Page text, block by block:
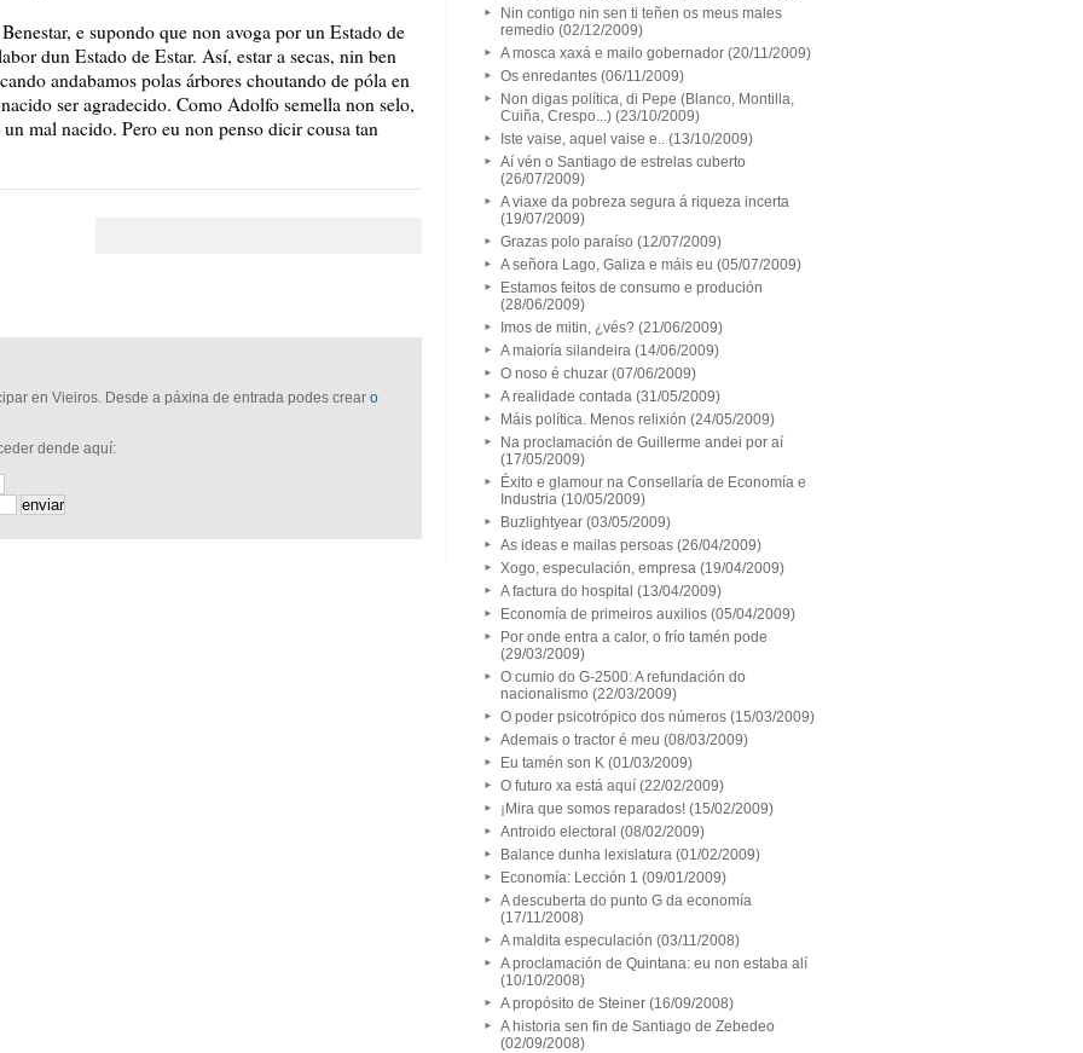
e supondo que non avoga por un Estado de
dun Estado de Estar. Así, estar a secas, nin ben
andabamos polas árbores choutando de póla en
ser agradecido. Como Adolfo semella non selo,
mal nacido. Pero eu non penso dicir cousa tan
en Vieiros. Desde a páxina de entrada podes crear o
dende aquí:
Nin contigo nin sen ti teñen os meus males
remedio (02/12/2009)
A mosca xaxá e mailo gobernador (20/11/2009)
Os enredantes (06/11/2009)
Non digas política, di Pepe (Blanco, Montilla,
Cuiña, Crespo...) (23/10/2009)
Iste vaise, aquel vaise e.. (13/10/2009)
Aí vén o Santiago de estrelas cuberto
(26/07/2009)
A viaxe da pobreza segura á riqueza incerta
(19/07/2009)
Grazas polo paraíso (12/07/2009)
A señora Lago, Galiza e máis eu (05/07/2009)
Estamos feitos de consumo e produción
(28/06/2009)
Imos de mitin, ¿vés? (21/06/2009)
A maioría silandeira (14/06/2009)
O noso é chuzar (07/06/2009)
A realidade contada (31/05/2009)
Máis política. Menos relixión (24/05/2009)
Na proclamación de Guillerme andei por aí
(17/05/2009)
Éxito e glamour na Consellaría de Economía e
Industria (10/05/2009)
Buzlightyear (03/05/2009)
As ideas e mailas persoas (26/04/2009)
Xogo, especulación, empresa (19/04/2009)
A factura do hospital (13/04/2009)
Economía de primeiros auxilios (05/04/2009)
Por onde entra a calor, o frío tamén pode
(29/03/2009)
O cumio do G-2500: A refundación do
nacionalismo (22/03/2009)
O poder psicotrópico dos números (15/03/2009)
Ademais o tractor é meu (08/03/2009)
Eu tamén son K (01/03/2009)
O futuro xa está aquí (22/02/2009)
¡Mira que somos reparados! (15/02/2009)
Antroido electoral (08/02/2009)
Balance dunha lexislatura (01/02/2009)
Economía: Lección 1 (09/01/2009)
A descuberta do punto G da economía
(17/11/2008)
A maldita especulación (03/11/2008)
A proclamación de Quintana: eu non estaba alí
(10/10/2008)
A propósito de Steiner (16/09/2008)
A historia sen fin de Santiago de Zebedeo
(02/09/2008)